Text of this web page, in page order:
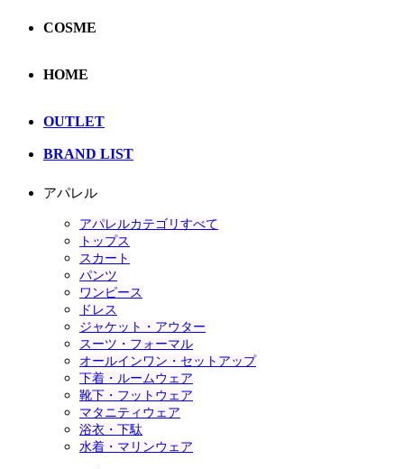
COSME
HOME
OUTLET
BRAND LIST
アパレル
アパレルカテゴリすべて
トップス
スカート
パンツ
ワンピース
ドレス
ジャケット・アウター
スーツ・フォーマル
オールインワン・セットアップ
下着・ルームウェア
靴下・フットウェア
マタニティウェア
浴衣・下駄
水着・マリンウェア